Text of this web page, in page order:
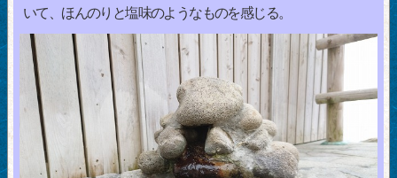
いて、ほんのりと塩味のようなものを感じる。